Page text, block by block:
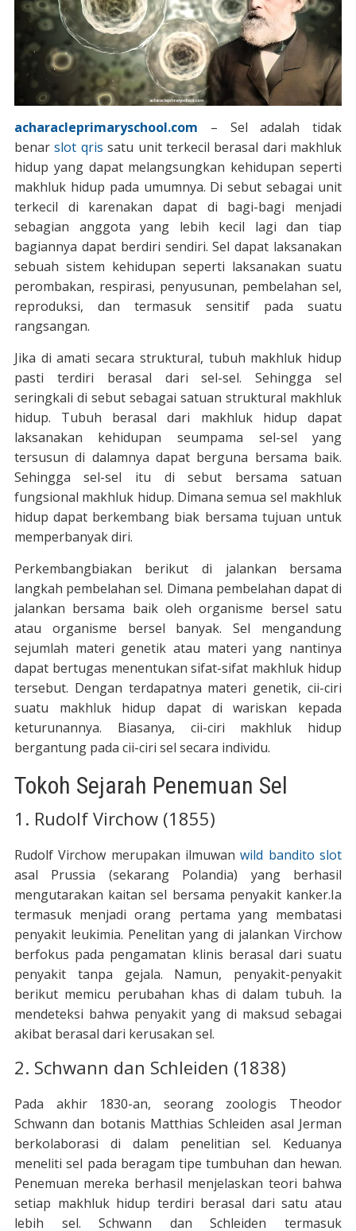
acharacleprimaryschool.com – Sel adalah tidak
benarslot qris satu unit terkecil berasal dari makhluk
hidup yang dapat melangsungkan kehidupan seperti
makhluk hidup pada umumnya. Di sebut sebagai unit
terkecil di karenakan dapat di bagi-bagi menjadi
sebagian anggota yang lebih kecil lagi dan tiap
bagiannya dapat berdiri sendiri. Sel dapat laksanakan
sebuah sistem kehidupan seperti laksanakan suatu
perombakan, respirasi, penyusunan, pembelahan sel,
reproduksi, dan termasuk sensitif pada suatu
rangsangan.
Jika di amati secara struktural, tubuh makhluk hidup
pasti terdiri berasal dari sel-sel. Sehingga sel
seringkali di sebut sebagai satuan struktural makhluk
hidup. Tubuh berasal dari makhluk hidup dapat
laksanakan kehidupan seumpama sel-sel yang
tersusun di dalamnya dapat berguna bersama baik.
Sehingga sel-sel itu di sebut bersama satuan
fungsional makhluk hidup. Dimana semua sel makhluk
hidup dapat berkembang biak bersama tujuan untuk
memperbanyak diri.
Perkembangbiakan berikut di jalankan bersama
langkah pembelahan sel. Dimana pembelahan dapat di
jalankan bersama baik oleh organisme bersel satu
atau organisme bersel banyak. Sel mengandung
sejumlah materi genetik atau materi yang nantinya
dapat bertugas menentukan sifat-sifat makhluk hidup
tersebut. Dengan terdapatnya materi genetik, cii-ciri
suatu makhluk hidup dapat di wariskan kepada
keturunannya. Biasanya, cii-ciri makhluk hidup
bergantung pada cii-ciri sel secara individu.
Tokoh Sejarah Penemuan Sel
1. Rudolf Virchow (1855)
Rudolf Virchow merupakan ilmuwanwild bandito slot
asal Prussia (sekarang Polandia) yang berhasil
mengutarakan kaitan sel bersama penyakit kanker.Ia
termasuk menjadi orang pertama yang membatasi
penyakit leukimia. Penelitan yang di jalankan Virchow
berfokus pada pengamatan klinis berasal dari suatu
penyakit tanpa gejala. Namun, penyakit-penyakit
berikut memicu perubahan khas di dalam tubuh. Ia
mendeteksi bahwa penyakit yang di maksud sebagai
akibat berasal dari kerusakan sel.
2. Schwann dan Schleiden (1838)
Pada akhir 1830-an, seorang zoologis Theodor
Schwann dan botanis Matthias Schleiden asal Jerman
berkolaborasi di dalam penelitian sel. Keduanya
meneliti sel pada beragam tipe tumbuhan dan hewan.
Penemuan mereka berhasil menjelaskan teori bahwa
setiap makhluk hidup terdiri berasal dari satu atau
lebih sel. Schwann dan Schleiden termasuk